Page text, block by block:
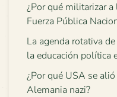
¿Por qué militarizar
Fuerza Pública
La agenda rotativa
la educación política
¿Por qué USA se
Alemania nazi?